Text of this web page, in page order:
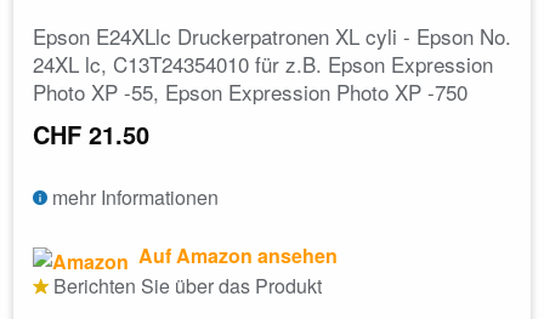
Epson E24XLlc Druckerpatronen XL cyli - Epson No.
24XL lc, C13T24354010 für z.B. Epson Expression
Photo XP -55, Epson Expression Photo XP -750
CHF 21.50
mehr Informationen
Auf Amazon ansehen
Berichten Sie über das Produkt